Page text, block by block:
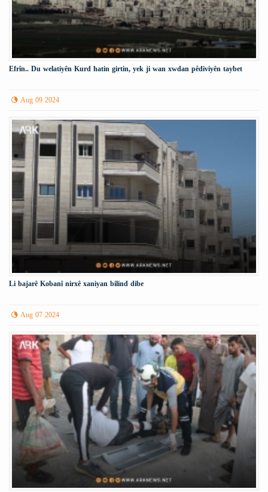
Efrîn.. Du welatiyên Kurd hatin girtin, yek ji wan xwdan pêdiviyên taybet
Aug 09 2024
Li bajarê Kobanî nirxê xaniyan bilind dibe
Aug 07 2024